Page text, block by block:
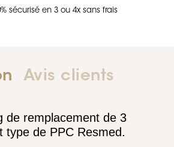
sécurisé en 3 ou 4x sans frais
Avis clients
de remplacement de 3
type de PPC Resmed.